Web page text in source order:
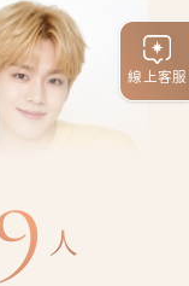
線上客服
人